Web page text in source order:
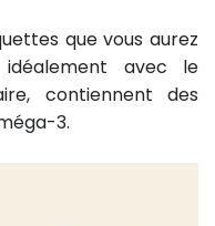
que vous aurez
avec le
contiennent des
3.